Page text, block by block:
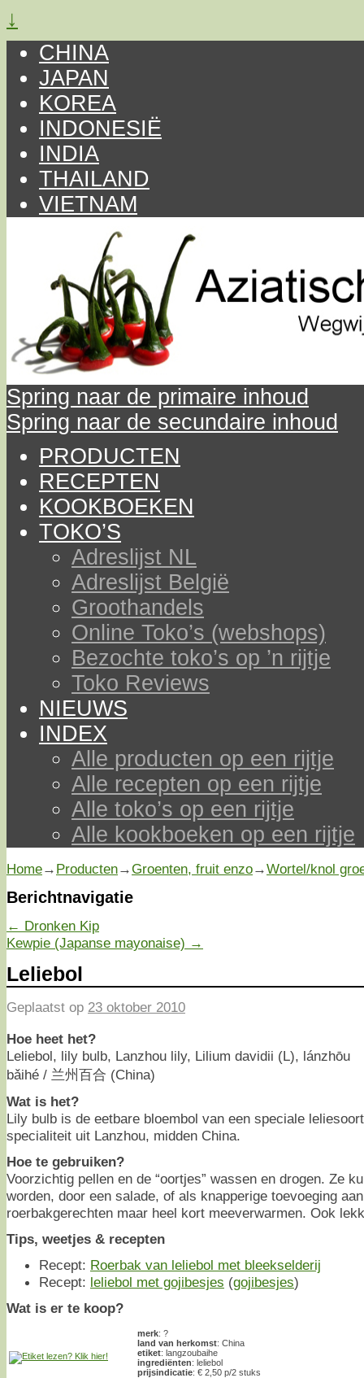
↓
CHINA
JAPAN
KOREA
INDONESIË
INDIA
THAILAND
VIETNAM
Spring naar de primaire inhoud
Spring naar de secundaire inhoud
PRODUCTEN
RECEPTEN
KOOKBOEKEN
TOKO’S
Adreslijst NL
Adreslijst België
Groothandels
Online Toko’s (webshops)
Bezochte toko’s op ’n rijtje
Toko Reviews
NIEUWS
INDEX
Alle producten op een rijtje
Alle recepten op een rijtje
Alle toko’s op een rijtje
Alle kookboeken op een rijtje
Home→ Producten→Groenten, fruit enzo→Wortel/knol
Berichtnavigatie
← Dronken Kip
Kewpie (Japanse mayonaise) →
Leliebol
Geplaatst op 23 oktober 2010
Hoe heet het?
Leliebol, lily bulb, Lanzhou lily, Lilium davidii (L), lánzhōu
bǎihé / 兰州百合 (China)
Wat is het?
Lily bulb is de eetbare bloembol van een speciale
specialiteit uit Lanzhou, midden China.
Hoe te gebruiken?
Voorzichtig pellen en de “oortjes” wassen en drogen. Ze
worden, door een salade, of als knapperige toevoeging
roerbakgerechten maar heel kort meeverwarmen. Ook
Tips, weetjes & recepten
Recept: Roerbak van leliebol met bleekselderij
Recept: leliebol met gojibesjes (gojibesjes)
Wat is er te koop?
merk: ?
land van herkomst: China
etiket: langzoubaihe
ingrediënten: leliebol
prijsindicatie: € 2,50 p/2 stuks